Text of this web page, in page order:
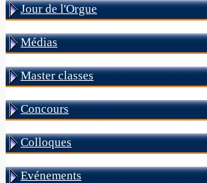
Jour de l'Orgue
Médias
Master classes
Concours
Colloques
Evénements